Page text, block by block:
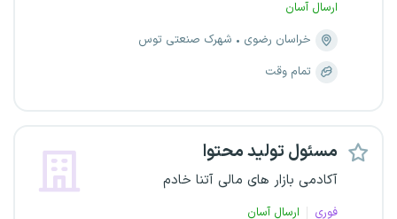
ارسال آسان
خراسان رضوی
شهرک صنعتی توس
تمام وقت
مسئول تولید محتوا
آکادمی بازار های مالی آتنا خادم
فوری
ارسال آسان